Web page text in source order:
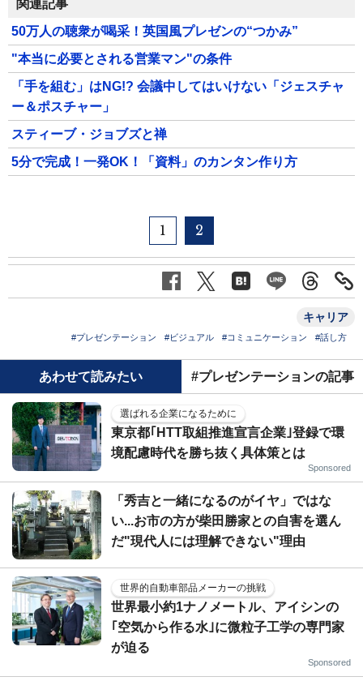
関連記事
50万人の聴衆が喝采！英国風プレゼンの“つかみ”
"本当に必要とされる営業マン"の条件
「手を組む」はNG!? 会議中してはいけない「ジェスチャ
ー＆ポスチャー」
スティーブ・ジョブズと禅
5分で完成！一発OK！「資料」のカンタン作り方
1 2
キャリア
#プレゼンテーション #ビジュアル #コミュニケーション #話し方
あわせて読みたい #プレゼンテーションの記事
選ばれる企業になるために
東京都｢HTT取組推進宣言企業｣登録で環
境配慮時代を勝ち抜く具体策とは
Sponsored
「秀吉と一緒になるのがイヤ」ではな
い...お市の方が柴田勝家との自害を選ん
だ"現代人には理解できない"理由
世界的自動車部品メーカーの挑戦
世界最小約1ナノメートル、アイシンの
｢空気から作る水｣に微粒子工学の専門家
が迫る
Sponsored